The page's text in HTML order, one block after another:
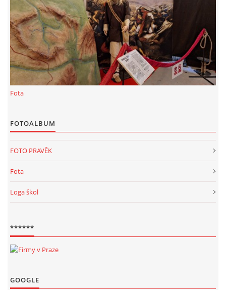
KALKULACE-
Šárka Dvořáková
Jaurisova 515
Praha
IČO 09106359
Fota
FOTOALBUM
FOTO PRAVĚK
Fota
Loga škol
******
GOOGLE